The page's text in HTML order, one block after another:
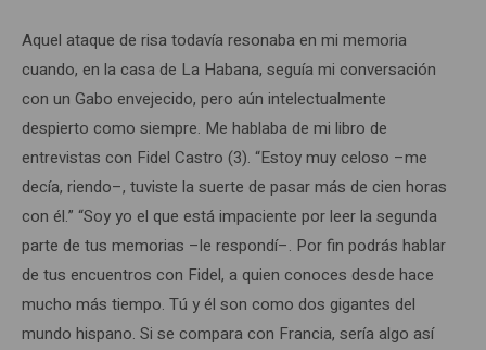
Aquel ataque de risa todavía resonaba en mi memoria
cuando, en la casa de La Habana, seguía mi conversación
con un Gabo envejecido, pero aún intelectualmente
despierto como siempre. Me hablaba de mi libro de
entrevistas con Fidel Castro (3). “Estoy muy celoso –me
decía, riendo–, tuviste la suerte de pasar más de cien horas
con él.” “Soy yo el que está impaciente por leer la segunda
parte de tus memorias –le respondí–. Por fin podrás hablar
de tus encuentros con Fidel, a quien conoces desde hace
mucho más tiempo. Tú y él son como dos gigantes del
mundo hispano. Si se compara con Francia, sería algo así